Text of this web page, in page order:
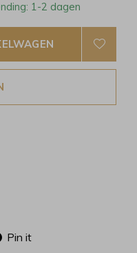
1-2 dagen
Pin it